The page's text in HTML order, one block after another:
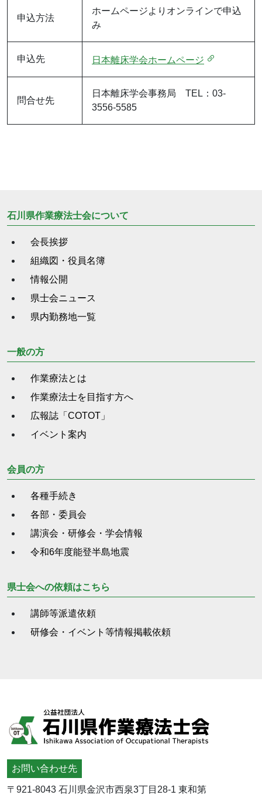
申込方法
ホームページよりオンラインで申込
み
申込先 日本離床学会ホームページ
問合せ先
日本離床学会事務局 TEL：03-
3556-5585
石川県作業療法士会について
会長挨拶
組織図・役員名簿
情報公開
県士会ニュース
県内勤務地一覧
一般の方
作業療法とは
作業療法士を目指す方へ
広報誌「COTOT」
イベント案内
会員の方
各種手続き
各部・委員会
講演会・研修会・学会情報
令和6年度能登半島地震
県士会への依頼はこちら
講師等派遣依頼
研修会・イベント等情報掲載依頼
お問い合わせ先
〒921-8043 石川県金沢市西泉3丁目28-1 東和第